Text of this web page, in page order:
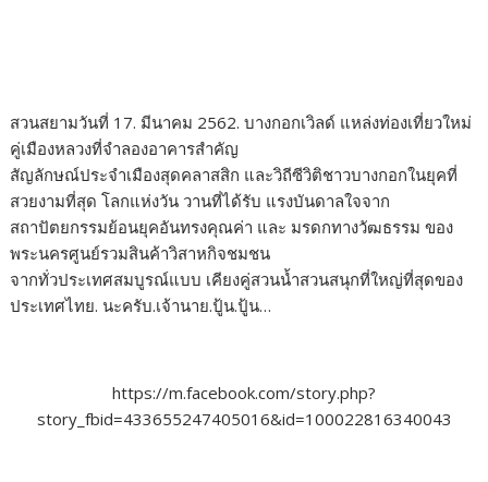
สวนสยามวันที่ 17. มีนาคม 2562. บางกอกเวิลด์ แหล่งท่องเที่ยวใหม่
คู่เมืองหลวงที่จำลองอาคารสำคัญ
สัญลักษณ์ประจำเมืองสุดคลาสสิก และวิถีซีวิติชาวบางกอกในยุคที่
สวยงามที่สุด โลกแห่งวัน วานที่ได้รับ แรงบันดาลใจจาก
สถาปัตยกรรมย้อนยุคอันทรงคุณค่า และ มรดกทางวัฒธรรม ของ
พระนครศูนย์รวมสินค้าวิสาหกิจชมชน
จากทั่วประเทศสมบูรณ์แบบ เคียงคู่สวนน้ำสวนสนุกที่ใหญ่ที่สุดของ
ประเทศไทย. นะครับ.เจ้านาย.ปู้น.ปู้น…
https://m.facebook.com/story.php?
story_fbid=433655247405016&id=100022816340043